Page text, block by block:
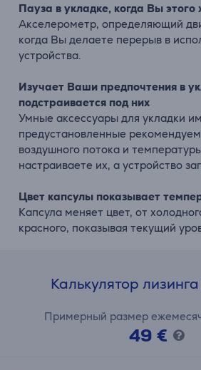
Пауза в укладке, когда Вы этого
Акселерометр, определяющий
когда Вы делаете перерыв в
устройства.
Изучает Ваши предпочтения в
подстраивается под них
Умные аксессуары для укладки
предустановленные
воздушного потока и
настраиваете их, а устройство
Цвет капсулы показывает
Капсула меняет цвет, от
красного, показывая текущий
Калькулятор
Примерный размер
49 €